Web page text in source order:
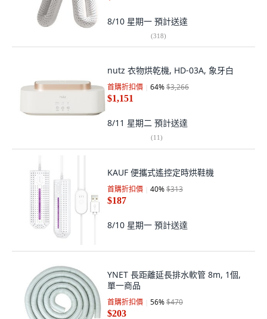
8/10 星期一 預計送達
(318)
nutz 衣物烘乾機, HD-03A, 象牙白
首購折扣價 64%$3,266
$1,151
8/11 星期二 預計送達
(11)
KAUF 便攜式遙控定時烘鞋機
首購折扣價 40%$313
$187
8/10 星期一 預計送達
YNET 長距離延長排水軟管 8m, 1個,
單一商品
首購折扣價 56%$470
$203